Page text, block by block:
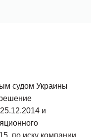
судом Украины
и
по иску компании